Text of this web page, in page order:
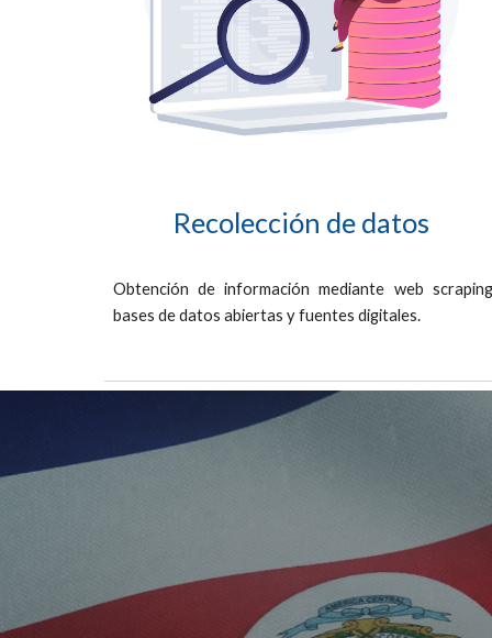
Recolección de datos
Obtención de información mediante web
bases de datos abiertas y fuentes digitales.